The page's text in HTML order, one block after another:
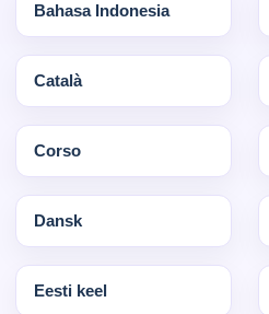
Bahasa Indonesia
Català
Corso
Dansk
Eesti keel